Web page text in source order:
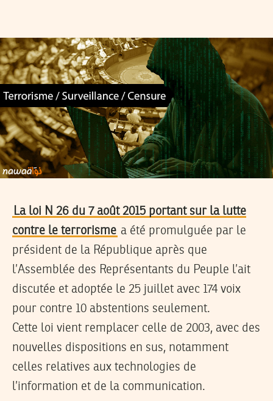
La loi N 26 du 7 août 2015 portant sur la lutte
contre le terrorisme a été promulguée par le
président de la République après que
l’Assemblée des Représentants du Peuple l’ait
discutée et adoptée le 25 juillet avec 174 voix
pour contre 10 abstentions seulement.
Cette loi vient remplacer celle de 2003, avec des
nouvelles dispositions en sus, notamment
celles relatives aux technologies de
l’information et de la communication.